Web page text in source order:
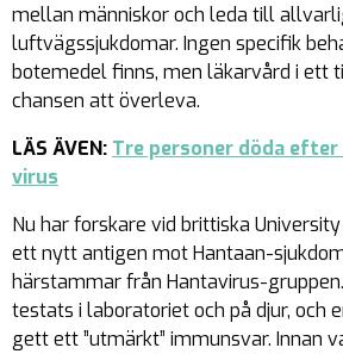
mellan människor och leda till
luftvägssjukdomar. Ingen specifik
botemedel finns, men läkarvård i ett
chansen att överleva.
LÄS ÄVEN: Tre personer döda
virus
Nu har forskare vid brittiska
ett nytt antigen mot Hantaan-
härstammar från Hantavirus-
testats i laboratoriet och på djur, och
gett ett ”utmärkt” immunsvar. Innan